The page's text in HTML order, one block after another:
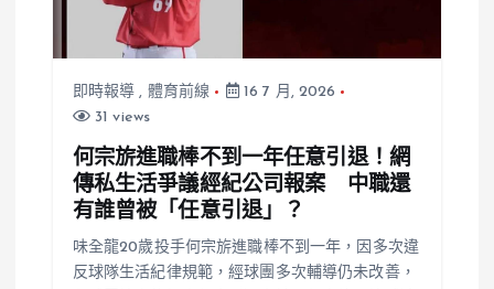
即時報導 , 體育前線
16 7 月, 2026
31 views
何宗旂進職棒不到一年任意引退！網
傳私生活爭議經紀公司報案 中職還
有誰曾被「任意引退」？
味全龍20歲投手何宗旂進職棒不到一年，因多次違
反球隊生活紀律規範，經球團多次輔導仍未改善，